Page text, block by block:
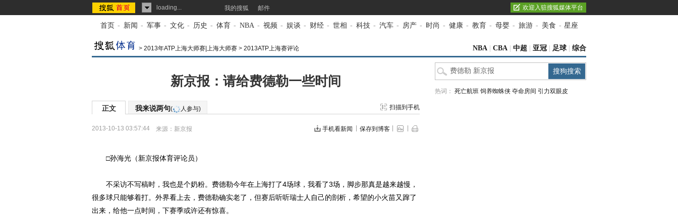
loading... 我的搜狐 邮件 欢迎入驻搜狐媒体平台
首页 - 新闻 - 军事 - 文化 - 历史 - 体育 - NBA - 视频 - 娱谈 - 财经 - 世相 - 科技 - 汽车 - 房产 - 时尚 - 健康 - 教育 - 母婴 - 旅游 - 美食 - 星座
> 2013年ATP上海大师赛|上海大师赛 > 2013ATP上海赛评论 NBA CBA 中超 亚冠 足球 综合
新京报：请给费德勒一些时间
正文 我来说两句( 人参与) 扫描到手机
2013-10-13 03:57:44 来源： 新京报 手机看新闻 保存到博客
□孙海光（新京报体育评论员）
不采访不写稿时，我也是个奶粉。费德勒今年在上海打了4场球，我看了3场，脚步那真是越来越慢，
很多球只能够着打。外界看上去，费德勒确实老了，但赛后听听瑞士人自己的剖析，希望的小火苗又蹿了
出来，给他一点时间，下赛季或许还有惊喜。
热词： 死亡航班 饲养蜘蛛侠 夺命房间 引力双眼皮